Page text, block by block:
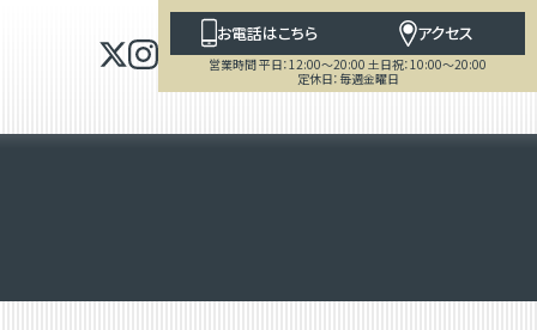
お電話はこちら アクセス
営業時間 平日：12:00～20:00 土日祝：10:00～20:00
定休日：毎週金曜日